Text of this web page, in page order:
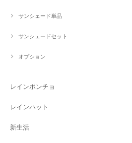
サンシェード単品
サンシェードセット
オプション
レインポンチョ
レインハット
新生活